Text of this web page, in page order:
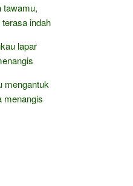
tawamu,
indah
lapar
mengantuk
menangis